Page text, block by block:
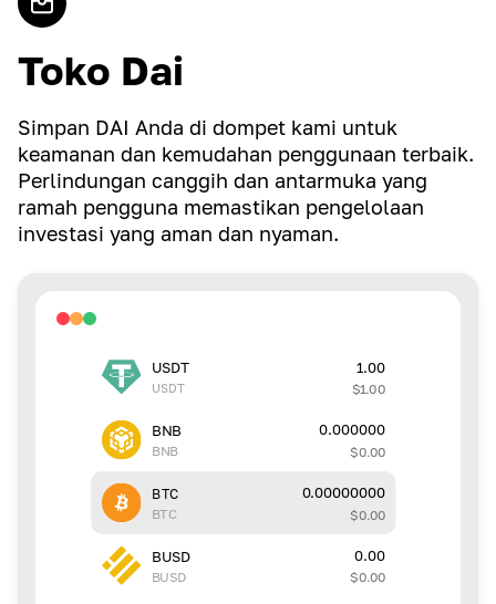
Toko Dai
Simpan DAI Anda di dompet kami untuk
keamanan dan kemudahan penggunaan terbaik.
Perlindungan canggih dan antarmuka yang
ramah pengguna memastikan pengelolaan
investasi yang aman dan nyaman.
USDT
USDT
1.00
$1.00
BNB
BNB
0.000000
$0.00
BTC
BTC
0.00000000
$0.00
BUSD
BUSD
0.00
$0.00